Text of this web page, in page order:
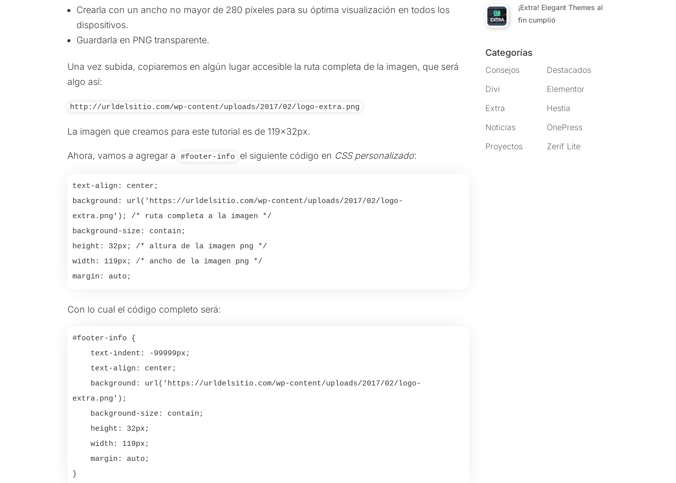
Crearla con un ancho no mayor de 280 píxeles para su óptima visualización en todos los
dispositivos.
Guardarla en PNG transparente.
Una vez subida, copiaremos en algún lugar accesible la ruta completa de la imagen, que será
algo así:
http://urldelsitio.com/wp-content/uploads/2017/02/logo-extra.png
La imagen que creamos para este tutorial es de 119x32px.
Ahora, vamos a agregar a #footer-info el siguiente código en CSS personalizado:
text-align: center;
background: url('https://urldelsitio.com/wp-content/uploads/2017/02/logo-
extra.png'); /* ruta completa a la imagen */
background-size: contain;
height: 32px; /* altura de la imagen png */
width: 119px; /* ancho de la imagen png */
Con lo cual el código completo será:
#footer-info {
text-indent: -99999px;
text-align: center;
background: url('https://urldelsitio.com/wp-content/uploads/2017/02/logo-
extra.png');
background-size: contain;
height: 32px;
width: 119px;
margin: auto;
¡Extra! Elegant Themes al
fin cumplió
Categorías
Consejos
Destacados
Divi
Elementor
Extra
Hestia
Noticias
OnePress
Proyectos
Zerif Lite